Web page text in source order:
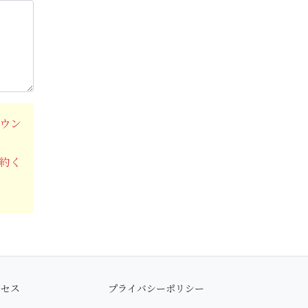
ン
く
ス プライバシーポリシー